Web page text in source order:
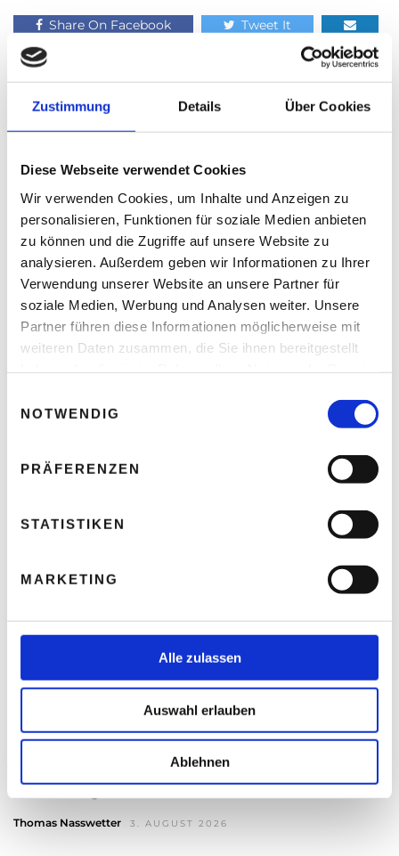
Zustimmung Details Über Cookies
Diese Webseite verwendet Cookies
Wir verwenden Cookies, um Inhalte und Anzeigen zu
personalisieren, Funktionen für soziale Medien anbieten
zu können und die Zugriffe auf unsere Website zu
analysieren. Außerdem geben wir Informationen zu Ihrer
Verwendung unserer Website an unsere Partner für
soziale Medien, Werbung und Analysen weiter. Unsere
Partner führen diese Informationen möglicherweise mit
weiteren Daten zusammen, die Sie ihnen bereitgestellt
NOTWENDIG
PRÄFERENZEN
STATISTIKEN
MARKETING
Alle zulassen
Auswahl erlauben
Ablehnen
Share On Facebook Tweet It
Trending Now
Thomas Nasswetter 3. AUGUST 2026